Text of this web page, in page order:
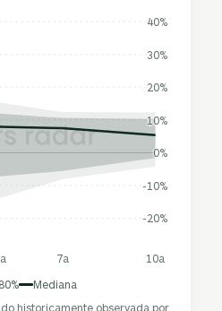
-20%
-10%
0%
10%
20%
30%
40%
7a 10a
Mediana
historicamente observada por